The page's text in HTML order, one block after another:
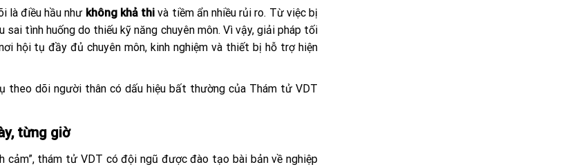
là điều hầu như không khả thi và tiềm ẩn nhiều rủi ro. Từ việc bị
sai tình huống do thiếu kỹ năng chuyên môn. Vì vậy, giải pháp tối
hội tụ đầy đủ chuyên môn, kinh nghiệm và thiết bị hỗ trợ hiện
dõi người thân có dấu hiệu bất thường của Thám tử VDT
từng giờ
cảm”, thám tử VDT có đội ngũ được đào tạo bài bản về nghiệp